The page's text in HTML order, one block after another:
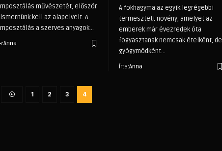
művészetét, először
kell az alapelveit. A
a szerves anyagok…
Anna
A fokhagyma az egyik legrégebbi
termesztett növény, amelyet az
emberek már évezredek óta
fogyasztanak nemcsak ételként, de
gyógymódként…
Írta:Anna
1 2 3 4